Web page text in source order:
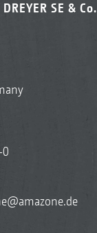
SE & Co.